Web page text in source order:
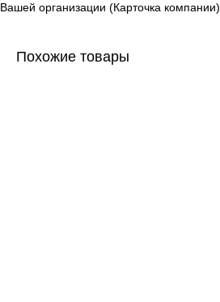
Вашей организации (Карточка компании)
Похожие товары